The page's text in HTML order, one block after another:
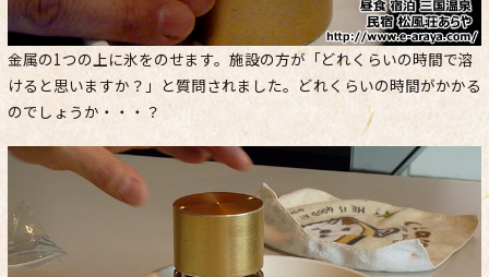
金属の1つの上に氷をのせます。施設の方が「どれくらいの時間で溶
けると思いますか？」と質問されました。どれくらいの時間がかかる
のでしょうか・・・？